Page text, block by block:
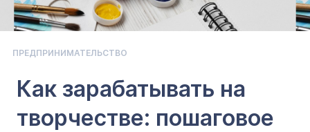
ПРЕДПРИНИМАТЕЛЬСТВО
Как зарабатывать на
творчестве: пошаговое